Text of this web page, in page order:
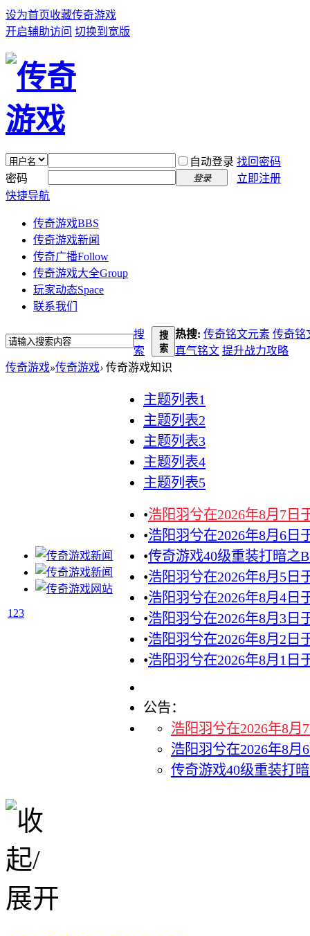
设为首页收藏传奇游戏
开启辅助访问 切换到宽版
自动登录 找回密码
密码
登录
立即注册
快捷导航
传奇游戏BBS
传奇游戏新闻
传奇广播Follow
传奇游戏大全Group
玩家动态Space
联系我们
搜
索
搜
索
热搜: 传奇铭文元素 传奇铭
真气铭文 提升战力攻略
传奇游戏»传奇游戏› 传奇游戏知识
1 23
主题列表1
主题列表2
主题列表3
主题列表4
主题列表5
•浩阳羽兮在2026年8月7日
•浩阳羽兮在2026年8月6日
•传奇游戏40级重装打暗之
•浩阳羽兮在2026年8月5日
•浩阳羽兮在2026年8月4日
•浩阳羽兮在2026年8月3日
•浩阳羽兮在2026年8月2日
•浩阳羽兮在2026年8月1日
公告：
浩阳羽兮在2026年8
浩阳羽兮在2026年8
传奇游戏40级重装打